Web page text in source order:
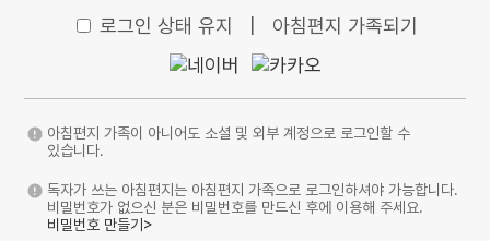
로그인 상태 유지 아침편지 가족되기
아침편지 가족이 아니어도 소셜 및 외부 계정으로 로그인할 수
있습니다.
독자가 쓰는 아침편지는 아침편지 가족으로 로그인하셔야 가능합니다.
비밀번호가 없으신 분은 비밀번호를 만드신 후에 이용해 주세요.
비밀번호 만들기>